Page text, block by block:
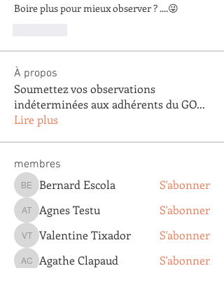
Boire plus pour mieux observer ? ....😜
À propos
Soumettez vos observations
indéterminées aux adhérents du GO...
Lire plus
membres
Bernard Escola
Bernard Escola S'abonner
Agnes Testu
Agnes Testu S'abonner
Valentine Tixador
Valentine Tixador S'abonner
Agathe Clapaud
Agathe Clapaud S'abonner